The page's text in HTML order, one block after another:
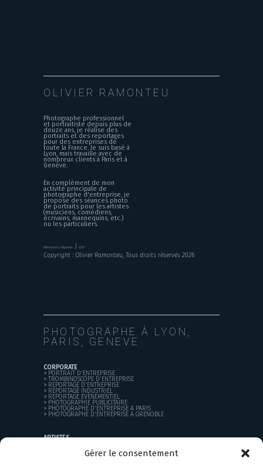
Gérer le consentement
OLIVIER RAMONTEU
Photographe professionnel
et portraitiste depuis plus de
douze ans, je réalise des
portraits et des reportages
pour des entreprises de
toute la France. Je suis basé à
Lyon, mais travaille avec de
nombreux clients à Paris et à
Genève.
En complément de mon
activité principale de
photographe d'entreprise, je
propose des séances photo
de portraits pour les artistes
(musiciens, comédiens,
écrivains, mannequins, etc.)
ou les particuliers.
Mentions légales | CGV
Copyright : Olivier Ramonteu, Tous droits réservés 2026
PHOTOGRAPHE À LYON,
PARIS, GENEVE
CORPORATE
> PORTRAIT D'ENTREPRISE
> TROMBINOSCOPE D'ENTREPRISE
> REPORTAGE D'ENTREPRISE
> REPORTAGE INDUSTRIEL
> REPORTAGE EVENEMENTIEL
> PHOTOGRAPHIE PUBLICITAIRE
> PHOTOGRAPHE D'ENTREPRISE A PARIS
> PHOTOGRAPHE D'ENTREPRISE A GRENOBLE
ARTISTES
CREATION D'UNIVERS VISUEL